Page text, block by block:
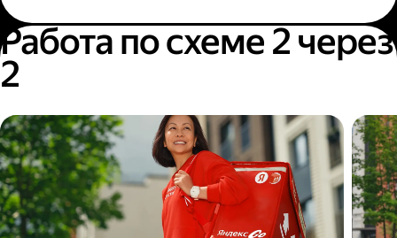
Работа по схеме 2 через
2